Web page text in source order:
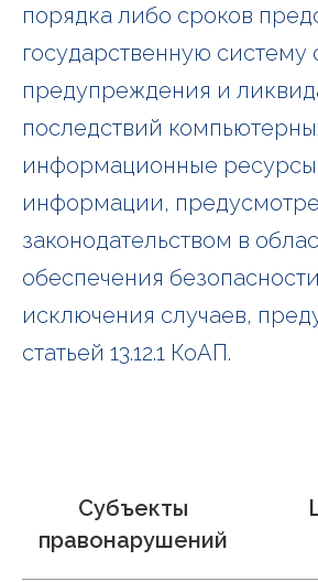
порядка либо сроков
государственную
предупреждения и
последствий
информационные
информации,
законодательством в
обеспечения
исключения случаев,
статьей 13.12.1 КоАП.
Субъекты
правонарушений